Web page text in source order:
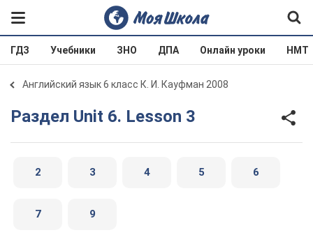
ГДЗ Учебники ЗНО ДПА Онлайн уроки НМТ
Английский язык 6 класс К. И. Кауфман 2008
Раздел Unit 6. Lesson 3
2 3 4 5 6
7 9